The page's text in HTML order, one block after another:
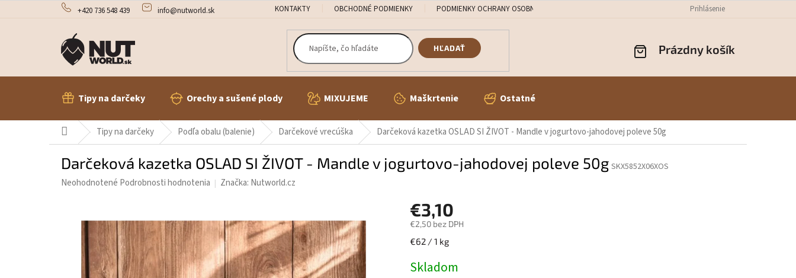
+420 736 548 439 info@nutworld.sk KONTAKTY OBCHODNÉ PODMIENKY PODMIENKY OCHRANY OSOBNÝCH ÚDAJOV REKLAMÁCIE
Prihlásenie
HĽADAŤ
NÁKUPNÝ
Prázdny košík
Tipy na darčeky Orechy a sušené plody MIXUJEME Maškrtenie Ostatné
DomovTipy na darčeky Podľa obalu (balenie) Darčekové vrecúška Darčeková kazetka OSLAD SI ŽIVOT - Mandle v jogurtovo-jahodovej poleve 50g
Darčeková kazetka OSLAD SI ŽIVOT - Mandle v jogurtovo-jahodovej poleve 50g SKX5852X06XOS
Priemerné
hviezdičiek.
Neohodnotené Podrobnosti hodnotenia Značka: Nutworld.cz
€3,10
€2,50 bez DPH
Jednotková
€62 / 1 kg
Skladom